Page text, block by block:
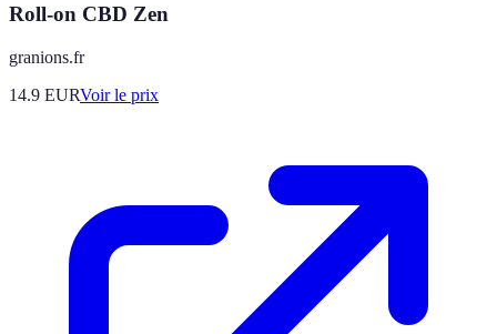
Roll-on CBD Zen
granions.fr
14.9 EURVoir le prix